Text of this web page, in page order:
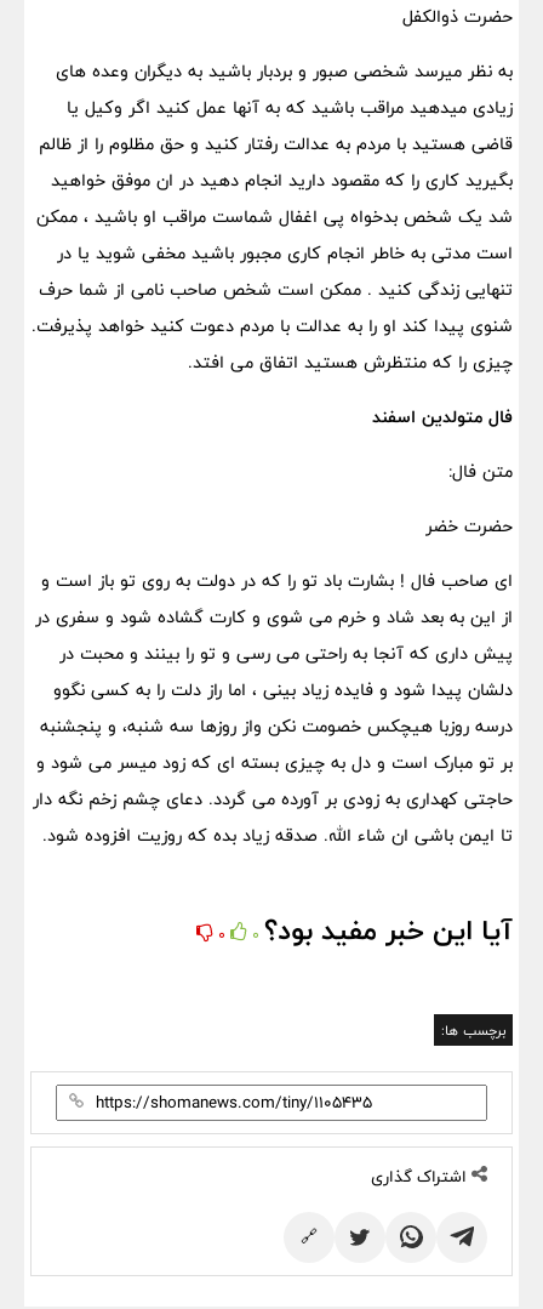
حضرت ذوالکفل
به نظر میرسد شخصی صبور و بردبار باشید به دیگران وعده های
زیادی میدهید مراقب باشید که به آنها عمل کنید اگر وکیل یا
قاضی هستید با مردم به عدالت رفتار کنید و حق مظلوم را از ظالم
بگیرید کاری را که مقصود دارید انجام دهید در ان موفق خواهید
شد یک شخص بدخواه پی اغفال شماست مراقب او باشید ، ممکن
است مدتی به خاطر انجام کاری مجبور باشید مخفی شوید یا در
تنهایی زندگی کنید . ممکن است شخص صاحب نامی از شما حرف
شنوی پیدا کند او را به عدالت با مردم دعوت کنید خواهد پذیرفت.
چیزی را که منتظرش هستید اتفاق می افتد.
فال متولدین اسفند
متن فال:
حضرت خضر
ای صاحب فال ! بشارت باد تو را که در دولت به روی تو باز است و
از این به بعد شاد و خرم می شوی و کارت گشاده شود و سفری در
پیش داری که آنجا به راحتی می رسی و تو را بینند و محبت در
دلشان پیدا شود و فایده زیاد بینی ، اما راز دلت را به کسی نگوو
درسه روزبا هیچکس خصومت نکن واز روزها سه شنبه، و پنجشنبه
بر تو مبارک است و دل به چیزی بسته ای که زود میسر می شود و
حاجتی کهداری به زودی بر آورده می گردد. دعای چشم زخم نگه دار
تا ایمن باشی ان شاء الله. صدقه زیاد بده که روزیت افزوده شود.
آیا این خبر مفید بود؟ 0
0
برچسب ها:
اشتراک گذاری
🔗